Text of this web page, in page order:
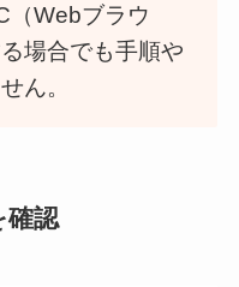
（Webブラウ
場合でも手順や
ん。
確認